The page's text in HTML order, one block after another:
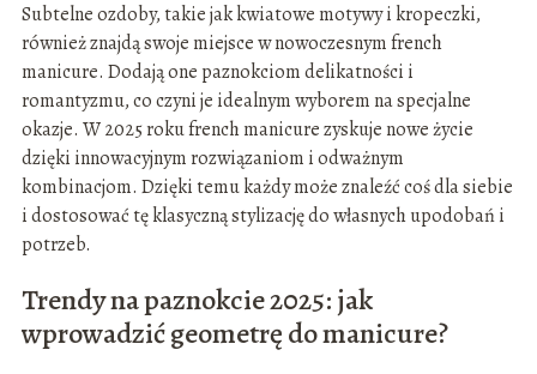
Subtelne ozdoby, takie jak kwiatowe motywy i kropeczki,
również znajdą swoje miejsce w nowoczesnym french
manicure. Dodają one paznokciom delikatności i
romantyzmu, co czyni je idealnym wyborem na specjalne
okazje. W 2025 roku french manicure zyskuje nowe życie
dzięki innowacyjnym rozwiązaniom i odważnym
kombinacjom. Dzięki temu każdy może znaleźć coś dla siebie
i dostosować tę klasyczną stylizację do własnych upodobań i
potrzeb.
Trendy na paznokcie 2025: jak
wprowadzić geometrę do manicure?